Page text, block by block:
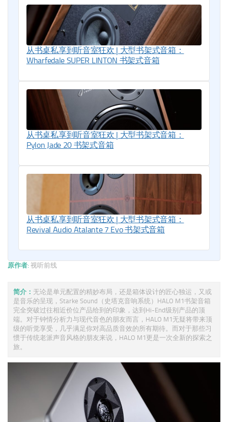
从书桌私享到听音室狂欢 | 大型书架式音箱：
Wharfedale SUPER LINTON 书架式音箱
从书桌私享到听音室狂欢 | 大型书架式音箱：
Pylon Jade 20 书架式音箱
从书桌私享到听音室狂欢 | 大型书架式音箱：
Revival Audio Atalante 7 Evo 书架式音箱
原作者: 视听前线
简介： 无论是单元配置的精妙布局，还是箱体设计的匠心独运，又或
是音乐的呈现，Starke Sound（史塔克音响系统）HALO M1书架音箱
完全突破过往相近价位产品给到的印象，达到Hi-End级别产品的顶
端。对于钟情分析力与现代音色的朋友而言，HALO M1无疑将带来顶
级的听觉享受，几乎满足你对高品质音效的所有期待。而对于那些习
惯于传统老派声音风格的朋友来说，HALO M1更是一次全新的探索之
旅。